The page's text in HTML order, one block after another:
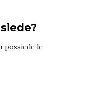
possiede le